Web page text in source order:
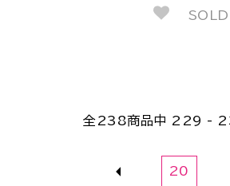
全238商品中 229 -
20